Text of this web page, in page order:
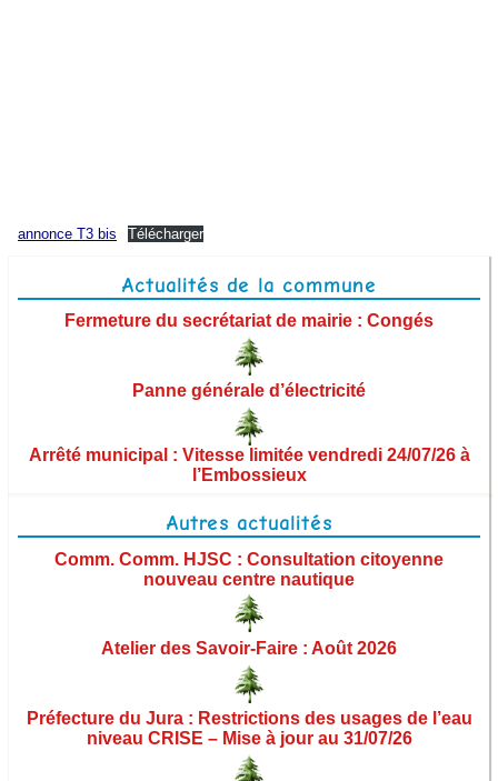
Démarches administratives
Urbanisme et aménagement
Commissions municipales
Ordres du jour des conseils municipaux
Procès-verbaux des conseils municipaux
Territoire et institutions
annonce T3 bis Télécharger
Actualités de la commune
Fermeture du secrétariat de mairie : Congés
Panne générale d’électricité
Arrêté municipal : Vitesse limitée vendredi 24/07/26 à
l’Embossieux
Autres actualités
Comm. Comm. HJSC : Consultation citoyenne
nouveau centre nautique
Atelier des Savoir-Faire : Août 2026
Préfecture du Jura : Restrictions des usages de l’eau
niveau CRISE – Mise à jour au 31/07/26